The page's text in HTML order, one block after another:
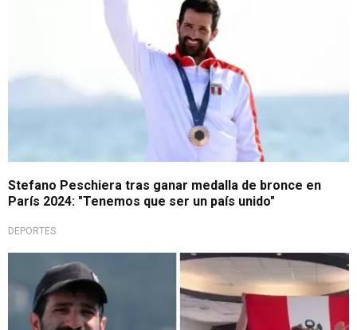
Stefano Peschiera tras ganar medalla de bronce en
París 2024: "Tenemos que ser un país unido"
DEPORTES
¡Lo celebra todo el Perú!